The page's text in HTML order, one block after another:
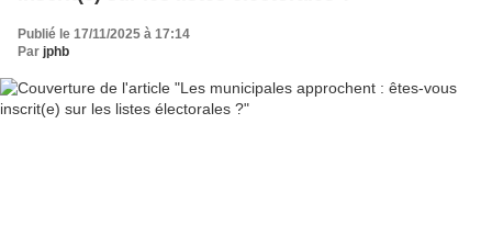
Publié le 17/11/2025 à 17:14
Par jphb